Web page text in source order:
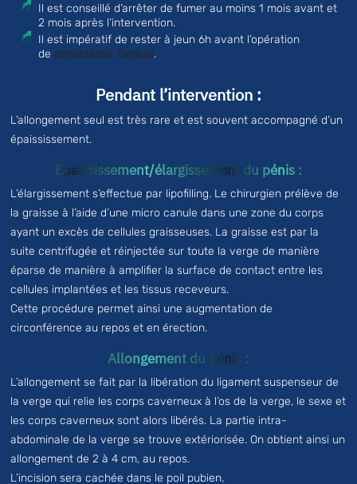
Il est conseillé d’arrêter de fumer au moins 1 mois avant et
2 mois après l’intervention.
Il est impératif de rester à jeun 6h avant l’opération
de penoplastie Turquie.
Pendant l’intervention :
L’allongement seul est très rare et est souvent accompagné d’un
épaississement.
Epaississement/élargissement du pénis :
L’élargissement s’effectue par lipofilling. Le chirurgien prélève de
la graisse à l’aide d’une micro canule dans une zone du corps
ayant un excès de cellules graisseuses. La graisse est par la
suite centrifugée et réinjectée sur toute la verge de manière
éparse de manière à amplifier la surface de contact entre les
cellules implantées et les tissus receveurs.
Cette procédure permet ainsi une augmentation de
circonférence au repos et en érection.
Allongement du pénis :
L’allongement se fait par la libération du ligament suspenseur de
la verge qui relie les corps caverneux à l’os de la verge, le sexe et
les corps caverneux sont alors libérés. La partie intra-
abdominale de la verge se trouve extériorisée. On obtient ainsi un
allongement de 2 à 4 cm, au repos.
L’incision sera cachée dans le poil pubien.